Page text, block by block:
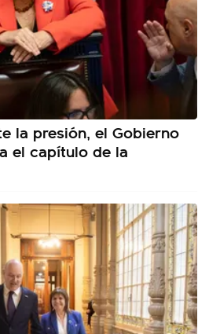
la presión, el Gobierno
el capítulo de la